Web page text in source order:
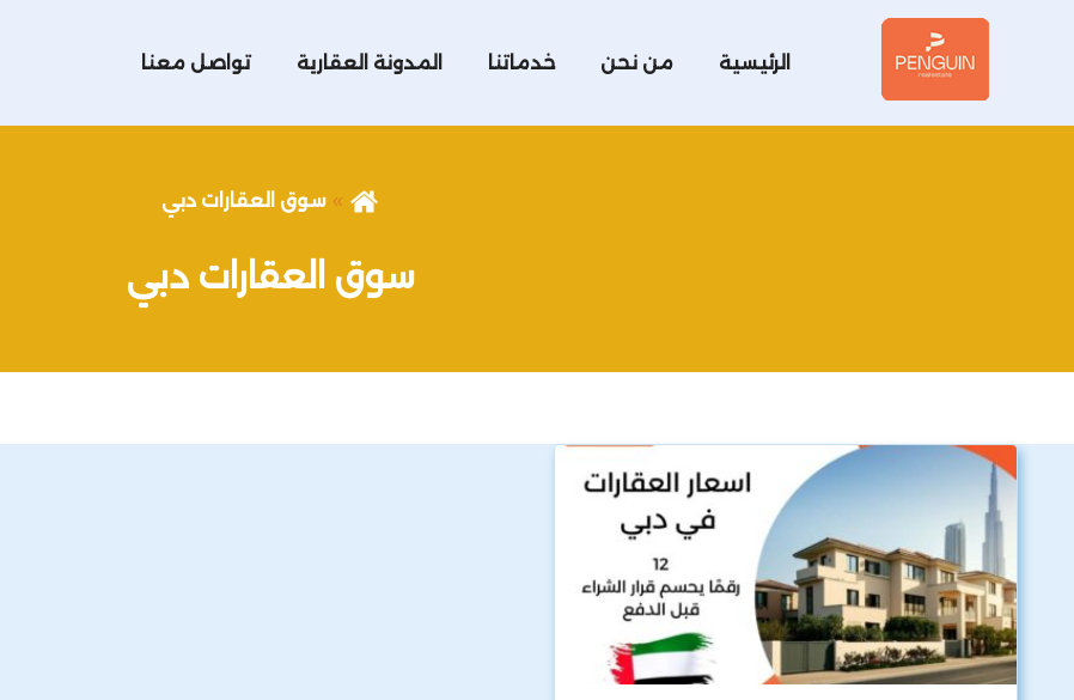
الرئيسية من نحن خدماتنا المدونة العقارية تواصل معنا
سوق العقارات دبي
سوق العقارات دبي